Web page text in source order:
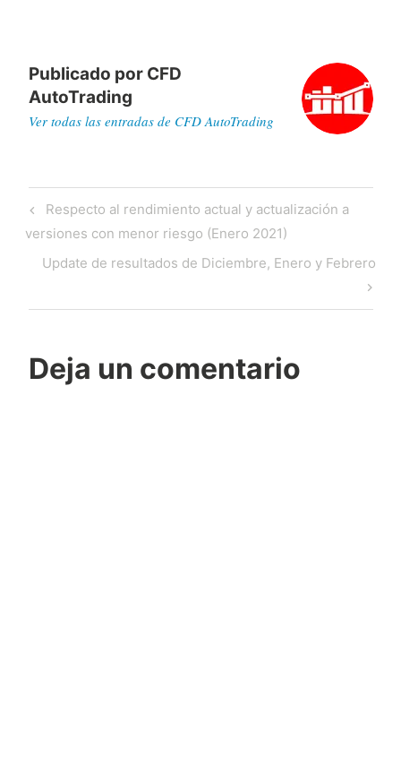
Publicado por CFD
AutoTrading
Ver todas las entradas de CFD AutoTrading
Navegación
de
entradas
Previous
Post
Respecto al rendimiento actual y actualización a
versiones con menor riesgo (Enero 2021)
Next
Update de resultados de Diciembre, Enero y Febrero
Deja un comentario